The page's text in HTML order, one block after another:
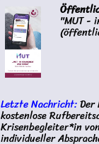
"MUT -
Letzte Nachricht:
kostenlose
Krisenbegleiter*in
individueller